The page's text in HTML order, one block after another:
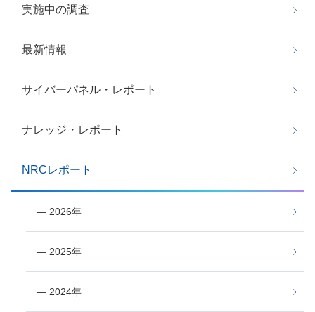
実施中の調査
最新情報
サイバーパネル・レポート
ナレッジ・レポート
NRCレポート
― 2026年
― 2025年
― 2024年